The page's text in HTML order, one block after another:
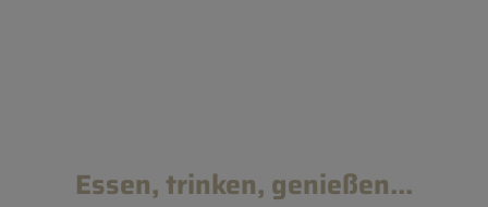
Essen, trinken, genießen...